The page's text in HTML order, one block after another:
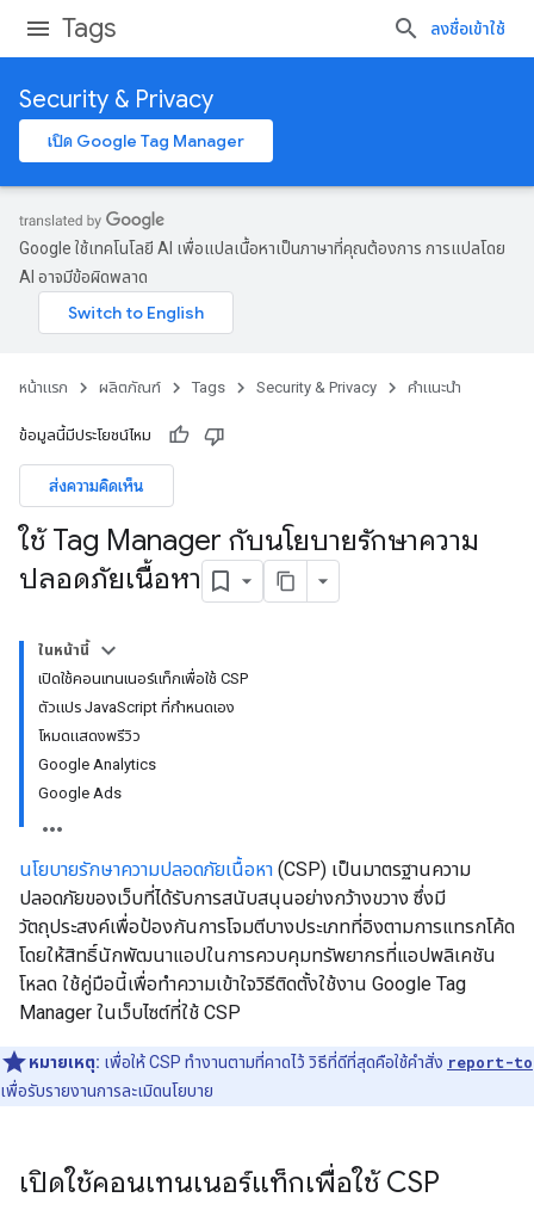
Tags ลงชื่อเข้าใช้
Security & Privacy
เปิด Google Tag Manager
Google ใช้เทคโนโลยี AI เพื่อแปลเนื้อหาเป็นภาษาที่คุณต้องการ การแปลโดย
AI อาจมีข้อผิดพลาด
หน้าแรก ผลิตภัณฑ์ Tags Security & Privacy คำแนะนำ
ข้อมูลนี้มีประโยชน์ไหม
ส่งความคิดเห็น
ใช้ Tag Manager กับนโยบายรักษาความ
ปลอดภัยเนื้อหา
ในหน้านี้
เปิดใช้คอนเทนเนอร์แท็กเพื่อใช้ CSP
ตัวแปร JavaScript ที่กำหนดเอง
โหมดแสดงพรีวิว
Google Analytics
Google Ads
นโยบายรักษาความปลอดภัยเนื้อหา (CSP) เป็นมาตรฐานความ
ปลอดภัยของเว็บที่ได้รับการสนับสนุนอย่างกว้างขวาง ซึ่งมี
วัตถุประสงค์เพื่อป้องกันการโจมตีบางประเภทที่อิงตามการแทรกโค้ด
โดยให้สิทธิ์นักพัฒนาแอปในการควบคุมทรัพยากรที่แอปพลิเคชัน
โหลด ใช้คู่มือนี้เพื่อทำความเข้าใจวิธีติดตั้งใช้งาน Google Tag
Manager ในเว็บไซต์ที่ใช้ CSP
หมายเหตุ: เพื่อให้ CSP ทำงานตามที่คาดไว้ วิธีที่ดีที่สุดคือใช้คําสั่ง report-to
เพื่อรับรายงานการละเมิดนโยบาย
เปิดใช้คอนเทนเนอร์แท็กเพื่อใช้ CSP